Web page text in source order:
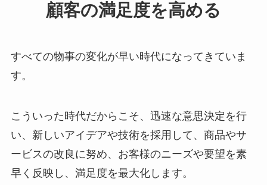
顧客の満足度を高める
すべての物事の変化が早い時代になってきていま
す。
こういった時代だからこそ、迅速な意思決定を行
い、新しいアイデアや技術を採用して、商品やサ
ービスの改良に努め、お客様のニーズや要望を素
早く反映し、満足度を最大化します。